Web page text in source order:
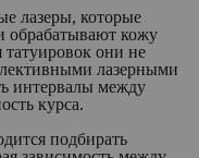
лазеры, которые
обрабатывают кожу
татуировок они не
лазерными
интервалы между
курса.
подбирать